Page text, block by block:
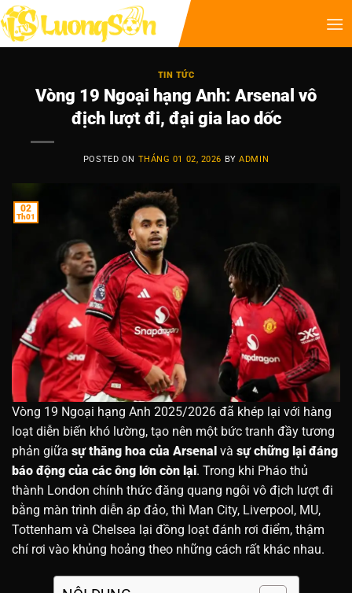
TIN TỨC
Vòng 19 Ngoại hạng Anh: Arsenal vô
địch lượt đi, đại gia lao dốc
POSTED ON THÁNG 01 02, 2026 BYADMIN
02
Th01
Vòng 19 Ngoại hạng Anh 2025/2026 đã khép lại với hàng
loạt diễn biến khó lường, tạo nên một bức tranh đầy tương
phản giữa sự thăng hoa của Arsenal và sự chững lại đáng
báo động của các ông lớn còn lại. Trong khi Pháo thủ
thành London chính thức đăng quang ngôi vô địch lượt đi
bằng màn trình diễn áp đảo, thì Man City, Liverpool, MU,
Tottenham và Chelsea lại đồng loạt đánh rơi điểm, thậm
chí rơi vào khủng hoảng theo những cách rất khác nhau.